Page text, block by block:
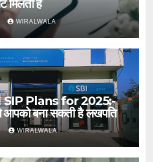
मिलती है
WIRALWALA
SIP Plans for 2025:-
आपको बना सकती है लखपति
WIRALWALA